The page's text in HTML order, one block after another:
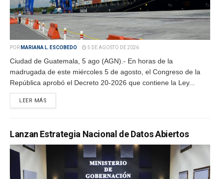
POR MARIANA L. ESCOBEDO 5 DE AGOSTO DE 2026
Ciudad de Guatemala, 5 ago (AGN).- En horas de la
madrugada de este miércoles 5 de agosto, el Congreso de la
República aprobó el Decreto 20-2026 que contiene la Ley...
LEER MÁS
Lanzan Estrategia Nacional de Datos Abiertos